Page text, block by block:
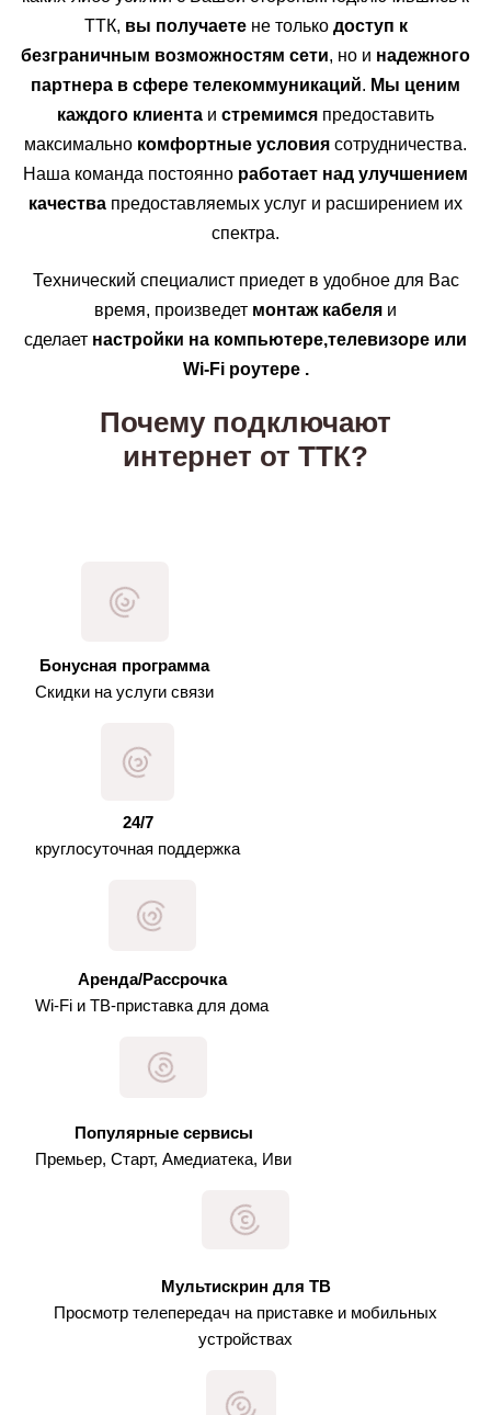
ТТК, вы получаетене только доступ к
безграничным возможностям сети, но и надежного
партнера в сфере телекоммуникаций. Мы ценим
каждого клиента и стремимся предоставить
максимально комфортные условия сотрудничества.
Наша команда постоянно работает над улучшением
качества предоставляемых услуг и расширением их
спектра.
Технический специалист приедет в удобное для Вас
время, произведет монтаж кабеля и
сделает настройки на компьютере,телевизоре или
Wi-Fi роутере .
Почему подключают
интернет от ТТК?
Бонусная программа
Скидки на услуги связи
24/7
круглосуточная поддержка
Аренда/Рассрочка
Wi-Fi и ТВ-приставка для дома
Популярные сервисы
Премьер, Старт, Амедиатека, Иви
Мультискрин для ТВ
Просмотр телепередач на приставке и мобильных
устройствах